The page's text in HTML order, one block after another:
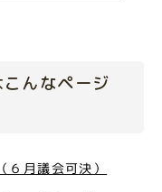
んなページ
月議会可決）